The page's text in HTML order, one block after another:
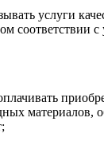
услуги
соответствии с
материалов,